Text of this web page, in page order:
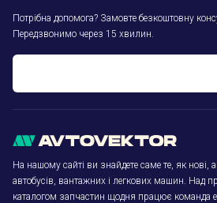
Потрібна допомога? Замовте безкоштовну
Передзвонимо через 15 хвилин.
На нашому сайті ви знайдете саме те, як нові,
автобусів, вантажних і легкових машин. Над
каталогом запчастин щодня працює команда